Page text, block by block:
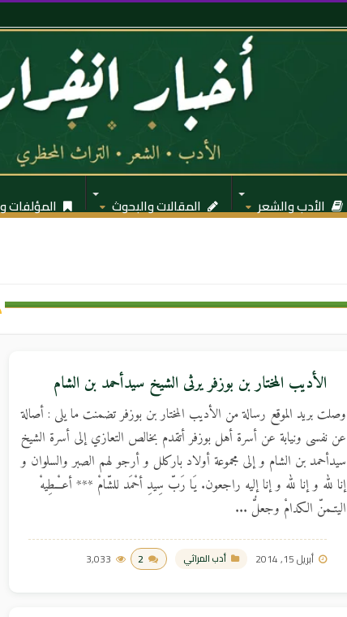
الأدب والشعر المقالات والبحوث المؤلفات
الأديب المختار بن بوزفر يرثى الشيخ سيدأحمد بن الشام
أبريل 15, 2014 أدب المراثي 2
3,033
وصلت بريد الموقع رسالة من الأديب المختار بن بوزفر تضمنت ما يلى : أصالة
عن نفسى ونيابة عن أسرة أهل بوزفر أتقدم بخالص التعازي إلى أسرة الشيخ
سيدأحمد بن الشام و إلى مجموعة أولاد باركلل و أرجو لهم الصبر والسلوان و
إنا لله و إنا لله و إنا إليه راجعون. يَا رَبّ سِيدِ أحْمَد للشّامْ *** أعـْــطِيهْ
اليتـمنّ الكدامْ وجعلُّ ...